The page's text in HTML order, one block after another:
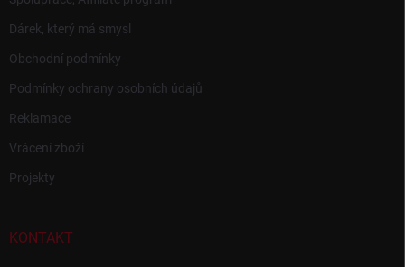
Dárek, který má smysl
Obchodní podmínky
Podmínky ochrany osobních údajů
Reklamace
Vrácení zboží
Projekty
KONTAKT